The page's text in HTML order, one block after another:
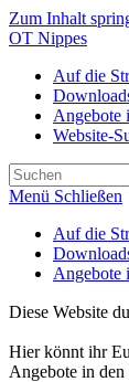
Zum Inhalt
OT Nippes
Auf die
Angebote
Website-
Menü Schließen
Auf die
Angebote
Diese Website
Hier könnt ihr
Angebote in den